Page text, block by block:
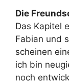
Die
Das Kapitel
Fabian und
scheinen
ich bin
noch